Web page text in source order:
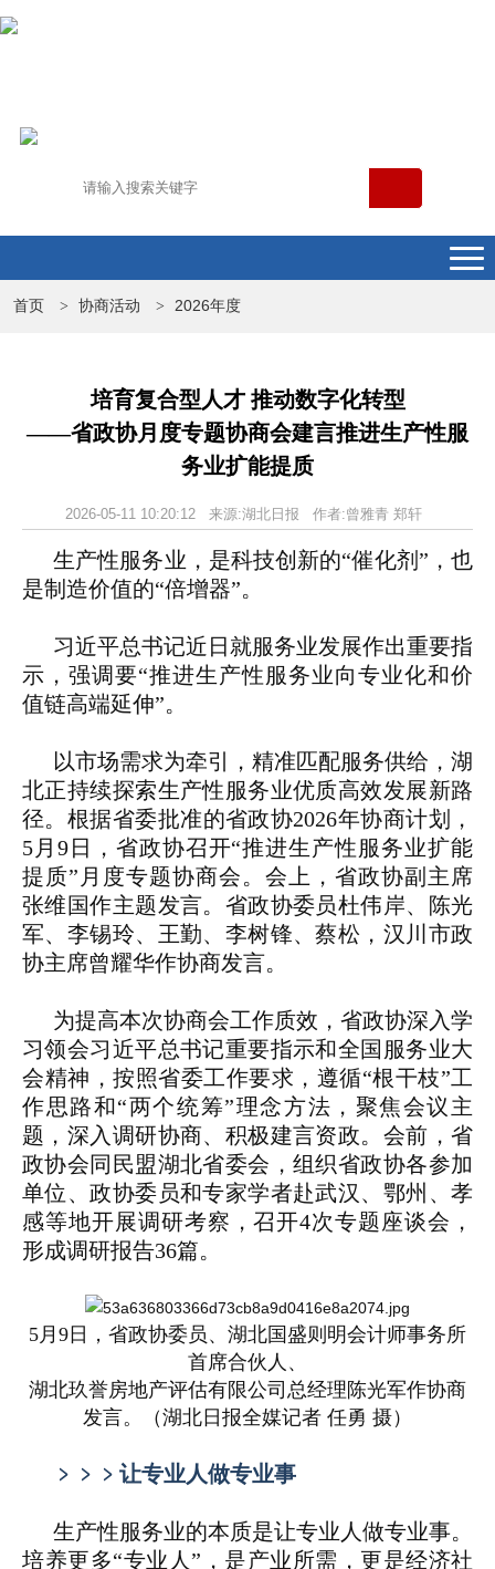
首页 > 协商活动 > 2026年度
培育复合型人才 推动数字化转型
——省政协月度专题协商会建言推进生产性服
务业扩能提质
2026-05-11 10:20:12 来源:湖北日报 作者:曾雅青 郑轩
生产性服务业，是科技创新的“催化剂”，也
是制造价值的“倍增器”。
习近平总书记近日就服务业发展作出重要指
示，强调要“推进生产性服务业向专业化和价
值链高端延伸”。
以市场需求为牵引，精准匹配服务供给，湖
北正持续探索生产性服务业优质高效发展新路
径。根据省委批准的省政协2026年协商计划，
5月9日，省政协召开“推进生产性服务业扩能
提质”月度专题协商会。会上，省政协副主席
张维国作主题发言。省政协委员杜伟岸、陈光
军、李锡玲、王勤、李树锋、蔡松，汉川市政
协主席曾耀华作协商发言。
为提高本次协商会工作质效，省政协深入学
习领会习近平总书记重要指示和全国服务业大
会精神，按照省委工作要求，遵循“根干枝”工
作思路和“两个统筹”理念方法，聚焦会议主
题，深入调研协商、积极建言资政。会前，省
政协会同民盟湖北省委会，组织省政协各参加
单位、政协委员和专家学者赴武汉、鄂州、孝
感等地开展调研考察，召开4次专题座谈会，
形成调研报告36篇。
5月9日，省政协委员、湖北国盛则明会计师事务所
首席合伙人、
湖北玖誉房地产评估有限公司总经理陈光军作协商
发言。（湖北日报全媒记者 任勇 摄）
﹥﹥﹥ 让专业人做专业事
生产性服务业的本质是让专业人做专业事。
培养更多“专业人”，是产业所需，更是经济社